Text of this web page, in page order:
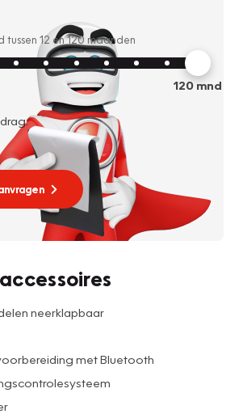
tussen 12 en120 maanden
120mnd
neerklapbaar
met Bluetooth